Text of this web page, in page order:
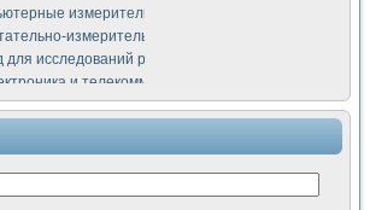
измерительные системы для
измерительный комплекс аппаратуры для
для исследований рабочих процессов ДВС в
и телекоммуникации
в расчетах радиолиний систем передачи данных
программный комплекс для исследования
лабораторный стенд для исследования
шумовых параметров операционных
преобразователь на основе цифровой